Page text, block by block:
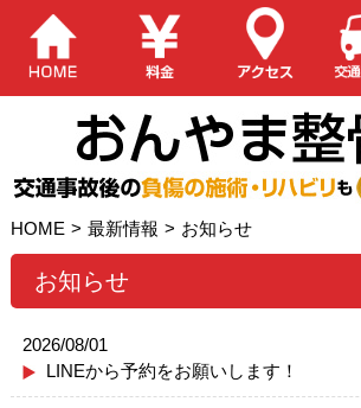
HOME > 最新情報 > お知らせ
お知らせ
2026/08/01
LINEから予約をお願いします！